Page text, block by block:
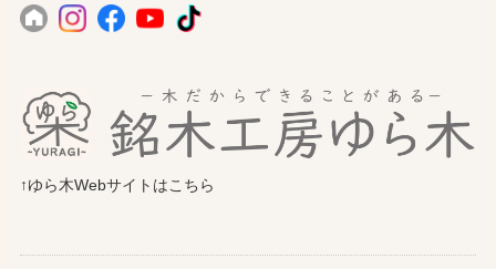
↑ゆら木Webサイトはこちら